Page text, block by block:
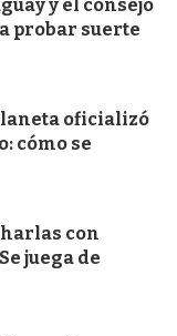
y el consejo
probar suerte
oficializó
cómo se
con
juega de